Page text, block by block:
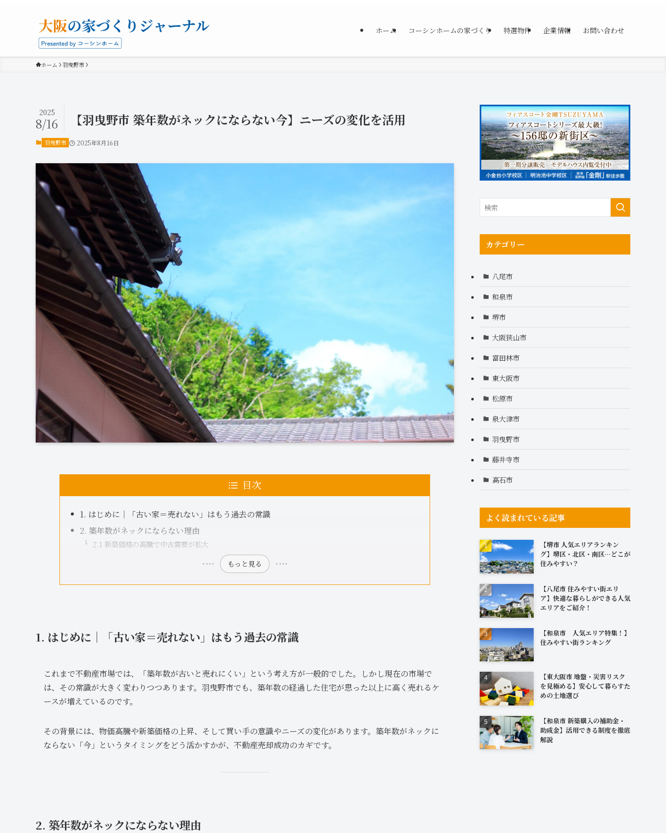
ホーム コーシンホームの家づくり 特選物件 企業情報 お問い合わせ
ホーム 羽曳野市
【羽曳野市 築年数がネックにならない今】ニーズの変化を活用
2025
8/16
羽曳野市 2025年8月16日
目次
1. はじめに｜「古い家＝売れない」はもう過去の常識
2. 築年数がネックにならない理由
2.1 新築価格の高騰で中古需要が拡大
もっと見る
1. はじめに｜「古い家＝売れない」はもう過去の常識
これまで不動産市場では、「築年数が古いと売れにくい」という考え方が一般的でした。しかし現在の市場で
は、その常識が大きく変わりつつあります。羽曳野市でも、築年数の経過した住宅が思った以上に高く売れるケ
ースが増えているのです。
その背景には、物価高騰や新築価格の上昇、そして買い手の意識やニーズの変化があります。築年数がネックに
ならない「今」というタイミングをどう活かすかが、不動産売却成功のカギです。
2. 築年数がネックにならない理由
カテゴリー
八尾市
和泉市
堺市
大阪狭山市
富田林市
東大阪市
松原市
泉大津市
羽曳野市
藤井寺市
高石市
よく読まれている記事
【堺市 人気エリアランキン
グ】堺区・北区・南区…どこが
住みやすい？
【八尾市 住みやすい街エリ
ア】快適な暮らしができる人気
エリアをご紹介！
【和泉市 人気エリア特集！】
住みやすい街ランキング
【東大阪市 地盤・災害リスク
を見極める】安心して暮らすた
めの土地選び
【和泉市 新築購入の補助金・
助成金】活用できる制度を徹底
解説